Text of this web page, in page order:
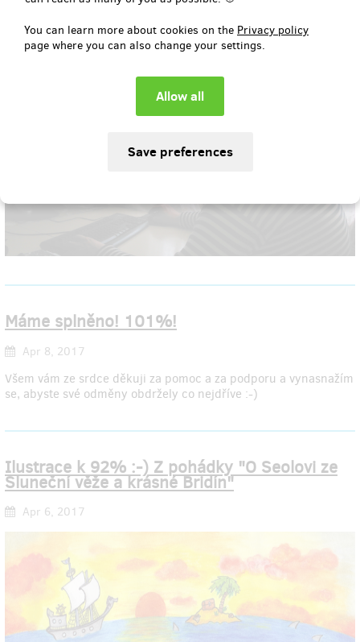
You can learn more about cookies on the Privacy policy
page where you can also change your settings.
barvách bude dobodružství, do kterého jsme se pustili s
takové dobrodružství vypadá? Nu, třeba takto:
Máme splněno! 101%!
Apr 8, 2017
Všem vám ze srdce děkuji za pomoc a za podporu a vynasnažím
se, abyste své odměny obdržely co nejdříve :-)
Ilustrace k 92% :-) Z pohádky "O Seolovi ze
Sluneční věže a krásné Bridín"
Apr 6, 2017